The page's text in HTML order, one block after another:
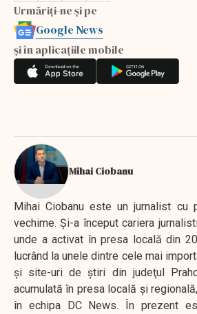
Urmăriți-ne și pe
Google News
și în aplicațiile mobile
Mihai Ciobanu
Mihai Ciobanu este un jurnalist
vechime. Şi-a început cariera
unde a activat în presa locală din
lucrând la unele dintre cele mai
şi site-uri de ştiri din judeţul
acumulată în presa locală şi
în echipa DC News. În prezent